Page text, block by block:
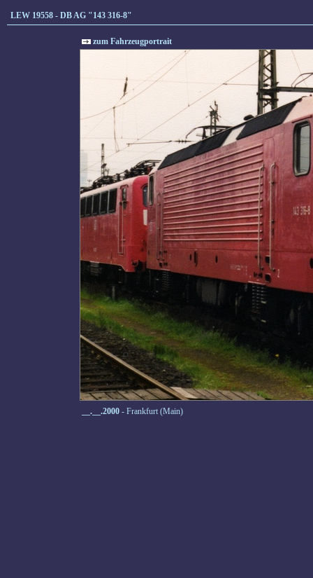
LEW 19558 - DB AG "143 316-8"
zum Fahrzeugportrait
__.__.2000 - Frankfurt (Main)